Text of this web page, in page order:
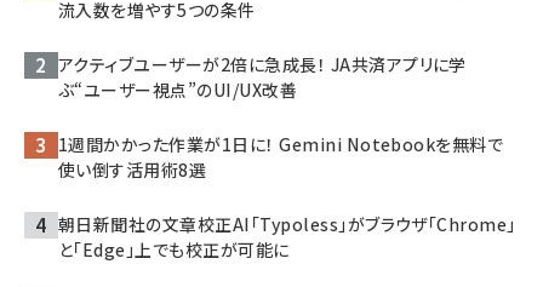
流入数を増やす5つの条件
アクティブユーザーが2倍に急成長！ JA共済アプリに学
ぶ“ユーザー視点”のUI/UX改善
1週間かかった作業が1日に！ Gemini Notebookを無料で
使い倒す活用術8選
朝日新聞社の文章校正AI「Typoless」がブラウザ「Chrome」
と「Edge」上でも校正が可能に